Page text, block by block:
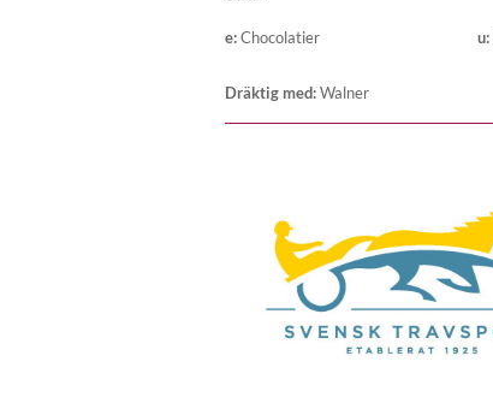
e:Chocolatier u:
Dräktig med:Walner